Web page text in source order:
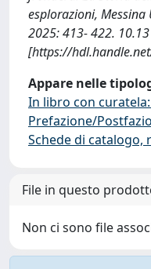
esplorazioni, Messina
2025: 413- 422.
[https://
Appare nelle
In libro con
Prefazione/
Schede di
File in questo
Non ci sono file